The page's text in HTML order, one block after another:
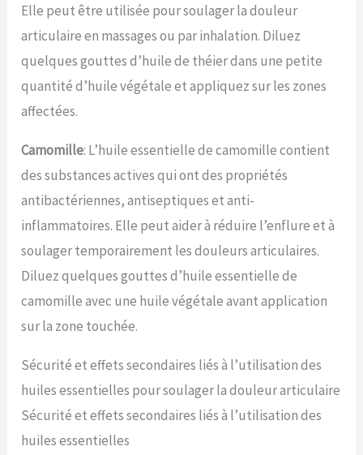
Elle peut être utilisée pour soulager la douleur
articulaire en massages ou par inhalation. Diluez
quelques gouttes d’huile de théier dans une petite
quantité d’huile végétale et appliquez sur les zones
affectées.
Camomille: L’huile essentielle de camomille contient
des substances actives qui ont des propriétés
antibactériennes, antiseptiques et anti-
inflammatoires. Elle peut aider à réduire l’enflure et à
soulager temporairement les douleurs articulaires.
Diluez quelques gouttes d’huile essentielle de
camomille avec une huile végétale avant application
sur la zone touchée.
Sécurité et effets secondaires liés à l’utilisation des
huiles essentielles pour soulager la douleur articulaire
Sécurité et effets secondaires liés à l’utilisation des
huiles essentielles